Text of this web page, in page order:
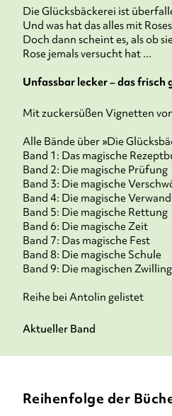
Die Glücksbäckerei ist
Und was hat das alles mit
Doch dann scheint es, als ob
Rose jemals versucht hat ...
Unfassbar lecker – das frisch
Mit zuckersüßen Vignetten
Alle Bände über »Die
Band 1: Das magische
Band 2: Die magische Prüfung
Band 3: Die magische
Band 4: Die magische
Band 5: Die magische Rettung
Band 6: Die magische Zeit
Band 7: Das magische Fest
Band 8: Die magische Schule
Band 9: Die magischen
Reihe bei Antolin gelistet
Aktueller Band
Reihenfolge der